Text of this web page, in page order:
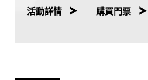
演出。這是演藝學院四十周年校
活動詳情 購買門票